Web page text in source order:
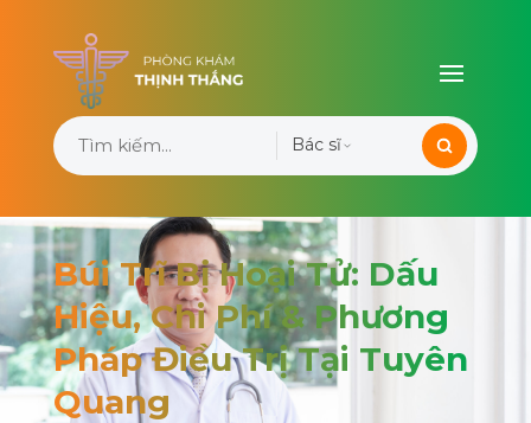
Bác sĩ
Búi Trĩ Bị Hoại Tử: Dấu
Hiệu, Chi Phí & Phương
Pháp Điều Trị Tại Tuyên
Quang